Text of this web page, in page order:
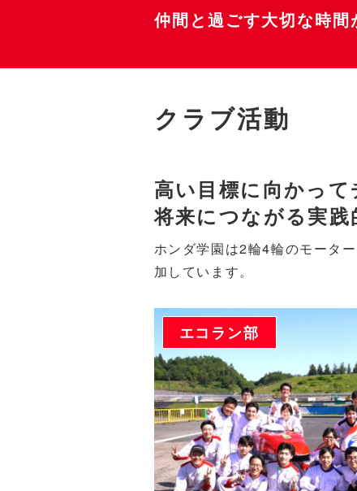
仲間と過ごす大切な時間
クラブ活動
高い目標に向かって
将来につながる実践
ホンダ学園は2輪4輪のモータ
加しています。
エコラン部